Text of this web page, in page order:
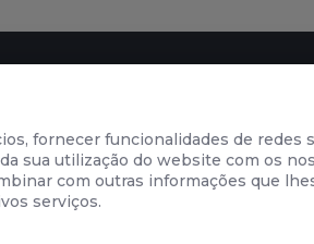
fornecer funcionalidades de redes
sua utilização do website com os
com outras informações que
serviços.
2026
Material Didático